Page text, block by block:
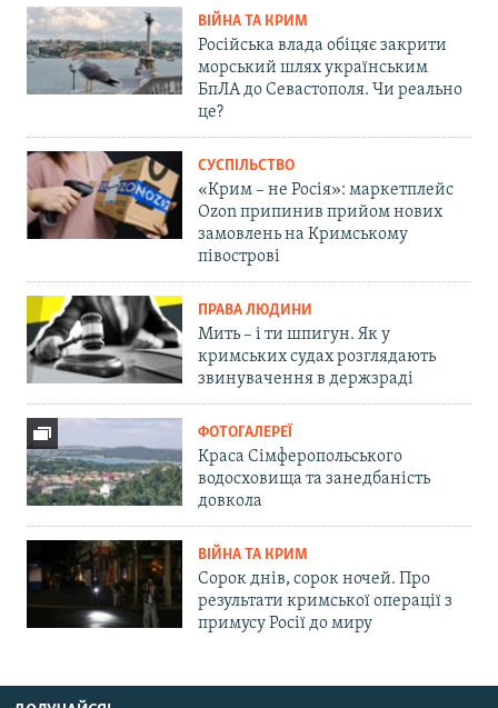
ВІЙНА ТА КРИМ
Російська влада обіцяє закрити
морський шлях українським
БпЛА до Севастополя. Чи реально
це?
СУСПІЛЬСТВО
«Крим – не Росія»: маркетплейс
Ozon припинив прийом нових
замовлень на Кримському
півострові
ПРАВА ЛЮДИНИ
Мить – і ти шпигун. Як у
кримських судах розглядають
звинувачення в держзраді
ФОТОГАЛЕРЕЇ
Краса Сімферопольського
водосховища та занедбаність
довкола
ВІЙНА ТА КРИМ
Сорок днів, сорок ночей. Про
результати кримської операції з
примусу Росії до миру